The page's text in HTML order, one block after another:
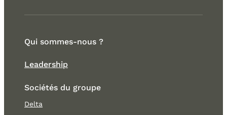
Qui sommes-nous ?
Leadership
Sociétés du groupe
Delta